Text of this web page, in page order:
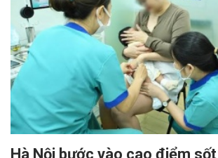
Hà Nội bước vào cao điểm